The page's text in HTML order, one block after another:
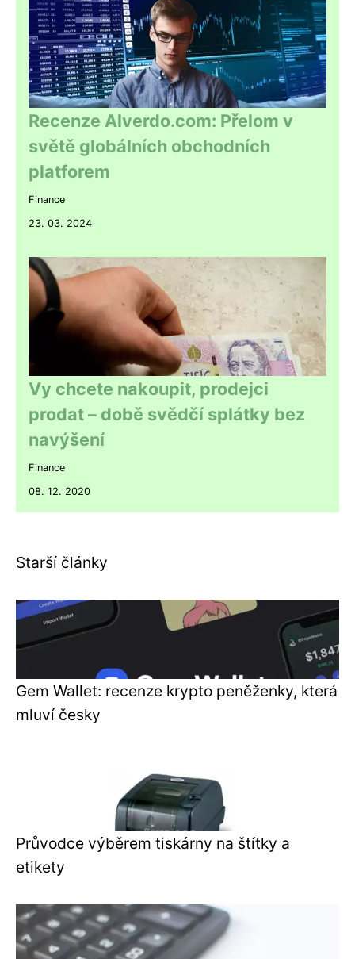
Recenze Alverdo.com: Přelom v
světě globálních obchodních
platforem
Finance
23. 03. 2024
Vy chcete nakoupit, prodejci
prodat – době svědčí splátky bez
navýšení
Finance
08. 12. 2020
Starší články
Gem Wallet: recenze krypto peněženky, která
mluví česky
Průvodce výběrem tiskárny na štítky a
etikety